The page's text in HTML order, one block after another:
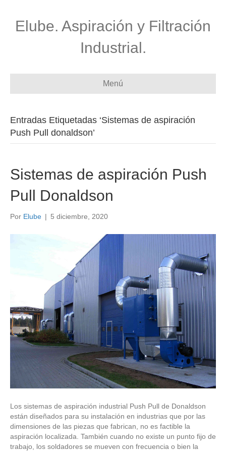
Elube. Aspiración y Filtración
Industrial.
Menú
Entradas Etiquetadas ‘Sistemas de aspiración
Push Pull donaldson’
Sistemas de aspiración Push
Pull Donaldson
Por Elube | 5 diciembre, 2020
Los sistemas de aspiración industrial Push Pull de Donaldson
están diseñados para su instalación en industrias que por las
dimensiones de las piezas que fabrican, no es factible la
aspiración localizada. También cuando no existe un punto fijo de
trabajo, los soldadores se mueven con frecuencia o bien la